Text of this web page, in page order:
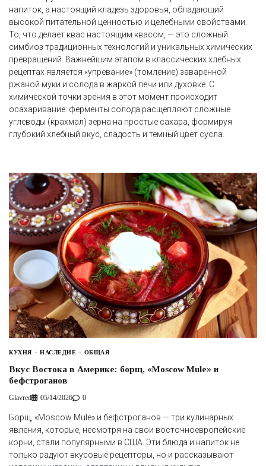
напиток, а настоящий кладезь здоровья, обладающий
высокой питательной ценностью и целебными свойствами.
То, что делает квас настоящим квасом, — это сложный
симбиоз традиционных технологий и уникальных химических
превращений. Важнейшим этапом в классических хлебных
рецептах является «упревание» (томление) заваренной
ржаной муки и солода в жаркой печи или духовке. С
химической точки зрения в этот момент происходит
осахаривание: ферменты солода расщепляют сложные
углеводы (крахмал) зерна на простые сахара, формируя
глубокий хлебный вкус, сладость и темный цвет сусла.
КУХНЯ НАСЛЕДИЕ ОБЩАЯ
Вкус Востока в Америке: борщ, «Moscow Mule» и
бефстроганов
Glavred 05/14/2026 0
Борщ, «Moscow Mule» и бефстроганов — три кулинарных
явления, которые, несмотря на свои восточноевропейские
корни, стали популярными в США. Эти блюда и напиток не
только радуют вкусовые рецепторы, но и рассказывают